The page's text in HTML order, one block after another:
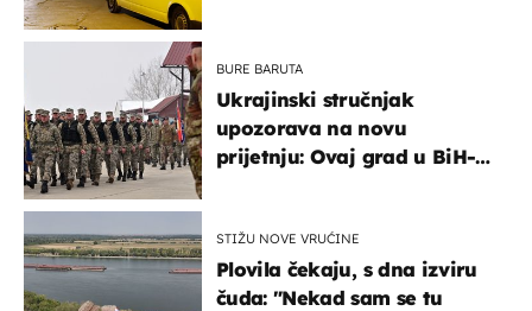
BURE BARUTA
Ukrajinski stručnjak
upozorava na novu
prijetnju: Ovaj grad u BiH-u
STIŽU NOVE VRUĆINE
Plovila čekaju, s dna izviru
čuda: "Nekad sam se tu